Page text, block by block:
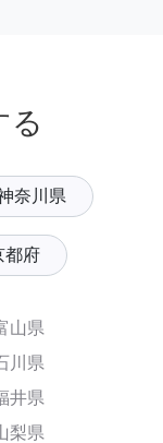
る
奈川県
都府
山県
川県
井県
梨県